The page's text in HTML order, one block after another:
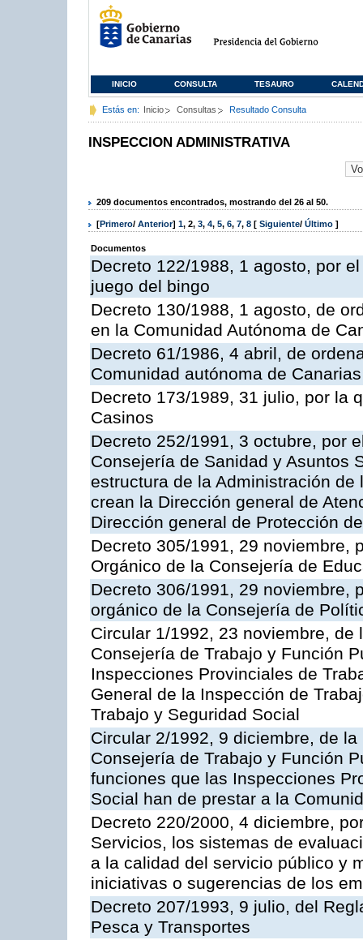
INICIO CONSULTA TESAURO
Estás en: Inicio Consultas Resultado Consulta
INSPECCION ADMINISTRATIVA
209 documentos encontrados, mostrando del 26 al 50.
[Primero/ Anterior] 1, 2, 3, 4, 5, 6, 7, 8 [ Siguiente/ Último ]
Documentos
Decreto 122/1988, 1 agosto, por
juego del bingo
Decreto 130/1988, 1 agosto, de
en la Comunidad Autónoma de
Decreto 61/1986, 4 abril, de
Comunidad autónoma de Canarias
Decreto 173/1989, 31 julio, por la
Casinos
Decreto 252/1991, 3 octubre, por
Consejería de Sanidad y Asuntos
estructura de la Administración
crean la Dirección general de
Dirección general de Protección
Decreto 305/1991, 29 noviembre,
Orgánico de la Consejería de
Decreto 306/1991, 29 noviembre,
orgánico de la Consejería de
Circular 1/1992, 23 noviembre,
Consejería de Trabajo y Función
Inspecciones Provinciales de
General de la Inspección de
Trabajo y Seguridad Social
Circular 2/1992, 9 diciembre, de
Consejería de Trabajo y Función
funciones que las Inspecciones
Social han de prestar a la
Decreto 220/2000, 4 diciembre,
Servicios, los sistemas de
a la calidad del servicio público y
iniciativas o sugerencias de los
Decreto 207/1993, 9 julio, del
Pesca y Transportes